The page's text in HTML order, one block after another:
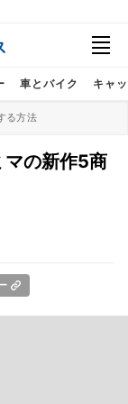
車とバイク キャ
る方法
マの新作5商